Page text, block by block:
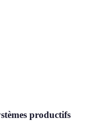
productifs